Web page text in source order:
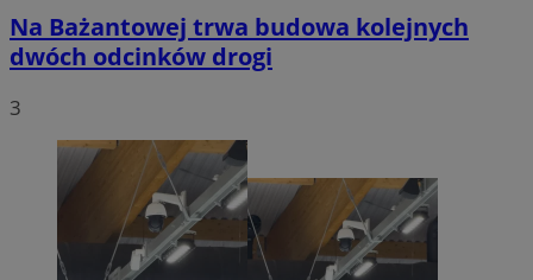
Na Bażantowej trwa budowa kolejnych
dwóch odcinków drogi
3